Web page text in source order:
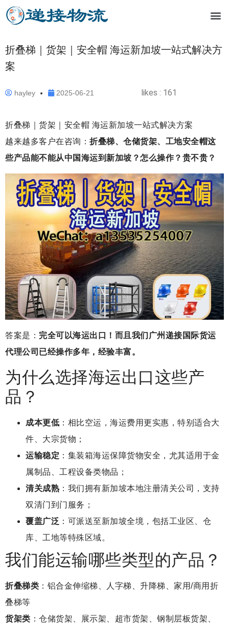
折叠梯｜货架｜安全帽 海运新加坡一站式解决方
案
hayley 2025-06-21 likes : 161
折叠梯｜货架｜安全帽 海运新加坡一站式解决方案
越来越多客户在咨询： 折叠梯、仓储货架、工地安全帽这
些产品能不能从中国海运到新加坡？怎么操作？贵不贵？
答案是： 完全可以海运出口！而且我们广州递接国际货运
代理公司已经操作多年，经验丰富。
为什么选择海运出口这些产
品？
成本更低 ：相比空运，海运费用更实惠，特别适合大
件、大宗货物；
运输稳定 ：集装箱海运保障货物安全，尤其适用于金
属制品、工程设备类物品；
清关成熟 ：我们拥有新加坡本地注册清关公司，支持
双清门到门服务；
覆盖广泛 ：可派送至新加坡全境，包括工业区、仓
库、工地等特殊区域。
我们能运输哪些类型的产品？
折叠梯类 ：铝合金伸缩梯、人字梯、升降梯、家用/商用折
叠梯等
货架类 ：仓储货架、展示架、超市货架、钢制层板货架、